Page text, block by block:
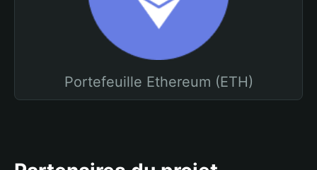
Portefeuille Ethereum (ETH)